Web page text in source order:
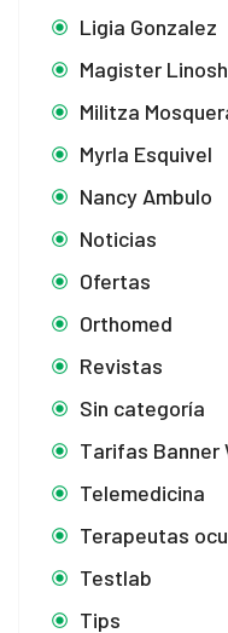
Ligia Gonzalez
Magister
Militza
Myrla Esquivel
Nancy Ambulo
Noticias
Ofertas
Orthomed
Revistas
Sin categoría
Tarifas Banner
Telemedicina
Terapeutas
Testlab
Tips